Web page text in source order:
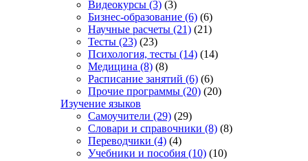
Видеокурсы (3) (3)
Бизнес-образование (6) (6)
Научные расчеты (21) (21)
Тесты (23) (23)
Психология, тесты (14) (14)
Медицина (8) (8)
Расписание занятий (6) (6)
Прочие программы (20) (20)
Изучение языков
Самоучители (29) (29)
Словари и справочники (8) (8)
Переводчики (4) (4)
Учебники и пособия (10) (10)